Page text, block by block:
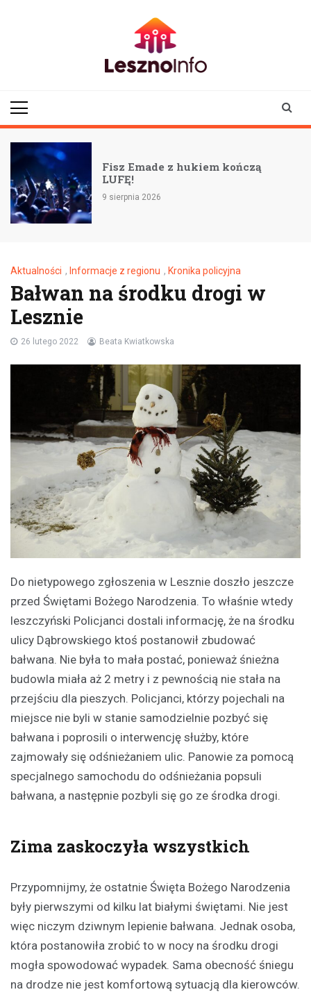
Fisz Emade z hukiem kończą
LUFĘ!
9 sierpnia 2026
Aktualności , Informacje z regionu , Kronika policyjna
Bałwan na środku drogi w
Lesznie
26 lutego 2022 Beata Kwiatkowska
Do nietypowego zgłoszenia w Lesznie doszło jeszcze
przed Świętami Bożego Narodzenia. To właśnie wtedy
leszczyński Policjanci dostali informację, że na środku
ulicy Dąbrowskiego ktoś postanowił zbudować
bałwana. Nie była to mała postać, ponieważ śnieżna
budowla miała aż 2 metry i z pewnością nie stała na
przejściu dla pieszych. Policjanci, którzy pojechali na
miejsce nie byli w stanie samodzielnie pozbyć się
bałwana i poprosili o interwencję służby, które
zajmowały się odśnieżaniem ulic. Panowie za pomocą
specjalnego samochodu do odśnieżania popsuli
bałwana, a następnie pozbyli się go ze środka drogi.
Zima zaskoczyła wszystkich
Przypomnijmy, że ostatnie Święta Bożego Narodzenia
były pierwszymi od kilku lat białymi świętami. Nie jest
więc niczym dziwnym lepienie bałwana. Jednak osoba,
która postanowiła zrobić to w nocy na środku drogi
mogła spowodować wypadek. Sama obecność śniegu
na drodze nie jest komfortową sytuacją dla kierowców.